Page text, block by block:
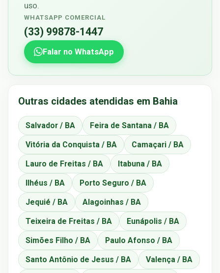
uso.
WHATSAPP COMERCIAL
(33) 99878-1447
Falar no WhatsApp
Outras cidades atendidas em Bahia
Salvador / BA Feira de Santana / BA
Vitória da Conquista / BA Camaçari / BA
Lauro de Freitas / BA Itabuna / BA
Ilhéus / BA Porto Seguro / BA
Jequié / BA Alagoinhas / BA
Teixeira de Freitas / BA Eunápolis / BA
Simões Filho / BA Paulo Afonso / BA
Santo Antônio de Jesus / BA Valença / BA